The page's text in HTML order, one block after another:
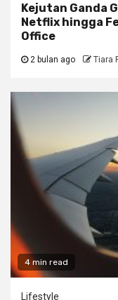
Kejutan Ganda
Netflix hingga
Office
2 bulan ago Tiara
4 min read
Lifestyle